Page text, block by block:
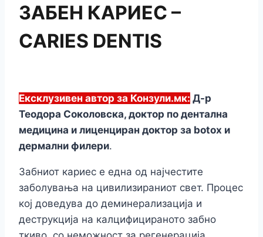
ЗАБЕН КАРИЕС –
CARIES DENTIS
Ексклузивен автор за Конзули.мк: Д-р
Теодора Соколовска, доктор по дентална
медицина и лиценциран доктор за botox и
дермални филери.
Забниот кариес е една од најчестите
заболувања на цивилизираниот свет. Процес
кој доведува до деминерализација и
деструкција на калцифицираното забно